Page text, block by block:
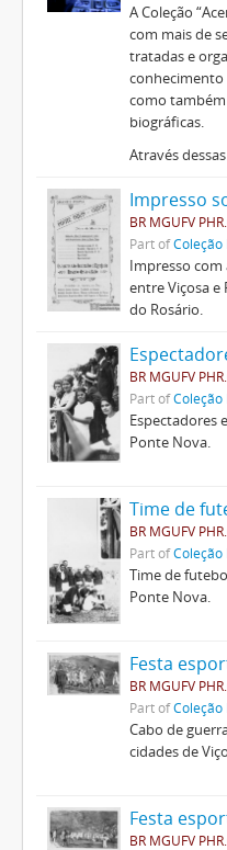
A Coleção
com mais de
tratadas e
conhecimento
como
biográficas.
Através dessas
Impresso
BR MGUFV
Part ofColeção
Impresso
entre Viçosa e
do Rosário.
BR MGUFV
Part ofColeção
Espectadores
Ponte Nova.
Time de
BR MGUFV
Part ofColeção
Time de
Ponte Nova.
Festa
BR MGUFV
Part ofColeção
Cabo de
cidades de
Festa
BR MGUFV